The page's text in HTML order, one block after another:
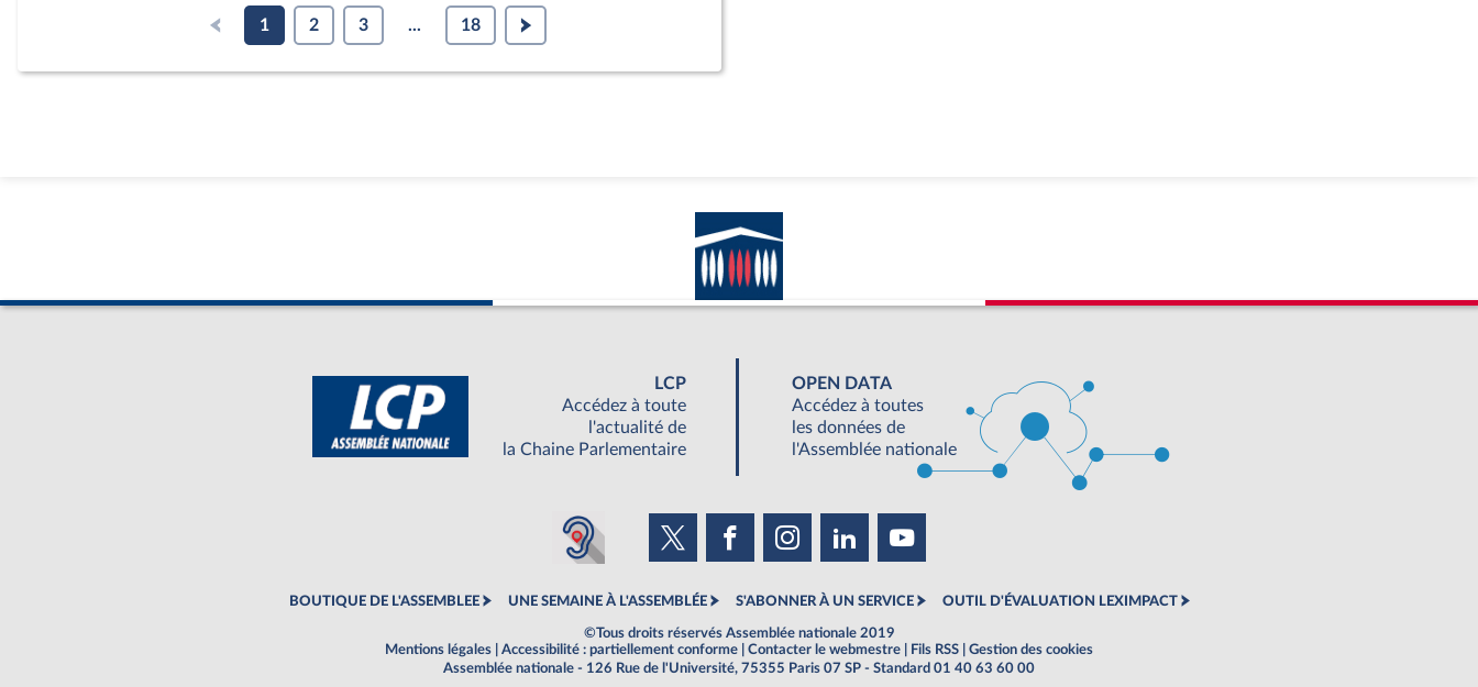
1 2 3 ... 18
LCP
Accédez à toute
l'actualité de
la Chaine Parlementaire
OPEN DATA
Accédez à toutes
les données de
l'Assemblée nationale
BOUTIQUE DE L'ASSEMBLEE UNE SEMAINE À L'ASSEMBLÉE S'ABONNER À UN SERVICE OUTIL D'ÉVALUATION LEXIMPACT
©Tous droits réservés Assemblée nationale 2019
Mentions légales
Accessibilité : partiellement conforme Contacter le webmestre Fils RSS
Gestion des cookies
Assemblée nationale - 126 Rue de l'Université, 75355 Paris 07 SP - Standard 01 40 63 60 00